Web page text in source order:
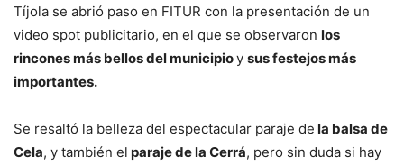
Tíjola se abrió paso en FITUR con la presentación de un
video spot publicitario, en el que se observaron los
rincones más bellos del municipioy sus festejos más
importantes.
Se resaltó la belleza del espectacular paraje de la balsa de
Cela, y también el paraje de la Cerrá, pero sin duda si hay